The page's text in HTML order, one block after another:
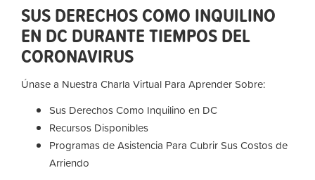
SUS DERECHOS COMO INQUILINO
EN DC DURANTE TIEMPOS DEL
CORONAVIRUS
Únase a Nuestra Charla Virtual Para Aprender Sobre:
Sus Derechos Como Inquilino en DC
Recursos Disponibles
Programas de Asistencia Para Cubrir Sus Costos de
Arriendo